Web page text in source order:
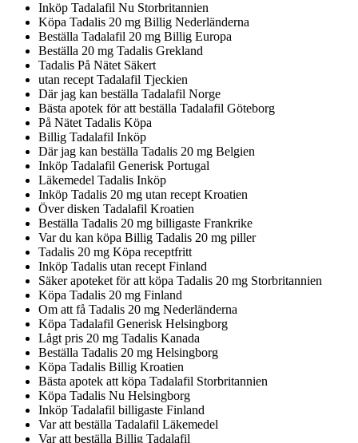
Inköp Tadalafil Nu Storbritannien
Köpa Tadalis 20 mg Billig Nederländerna
Beställa Tadalafil 20 mg Billig Europa
Beställa 20 mg Tadalis Grekland
Tadalis På Nätet Säkert
utan recept Tadalafil Tjeckien
Där jag kan beställa Tadalafil Norge
Bästa apotek för att beställa Tadalafil Göteborg
På Nätet Tadalis Köpa
Billig Tadalafil Inköp
Där jag kan beställa Tadalis 20 mg Belgien
Inköp Tadalafil Generisk Portugal
Läkemedel Tadalis Inköp
Inköp Tadalis 20 mg utan recept Kroatien
Över disken Tadalafil Kroatien
Beställa Tadalis 20 mg billigaste Frankrike
Var du kan köpa Billig Tadalis 20 mg piller
Tadalis 20 mg Köpa receptfritt
Inköp Tadalis utan recept Finland
Säker apoteket för att köpa Tadalis 20 mg Storbritannien
Köpa Tadalis 20 mg Finland
Om att få Tadalis 20 mg Nederländerna
Köpa Tadalafil Generisk Helsingborg
Lågt pris 20 mg Tadalis Kanada
Beställa Tadalis 20 mg Helsingborg
Köpa Tadalis Billig Kroatien
Bästa apotek att köpa Tadalafil Storbritannien
Köpa Tadalis Nu Helsingborg
Inköp Tadalafil billigaste Finland
Var att beställa Tadalafil Läkemedel
Var att beställa Billig Tadalafil